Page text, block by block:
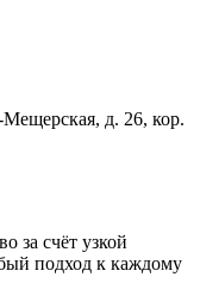
д. 26, кор.
за счёт узкой
подход к каждому